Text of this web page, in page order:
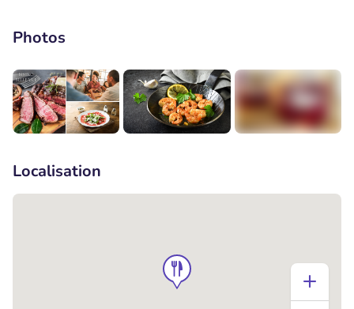
Photos
Localisation